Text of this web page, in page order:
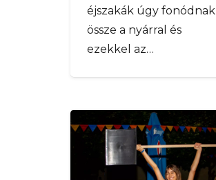
éjszakák úgy fonódnak
össze a nyárral és
ezekkel az…